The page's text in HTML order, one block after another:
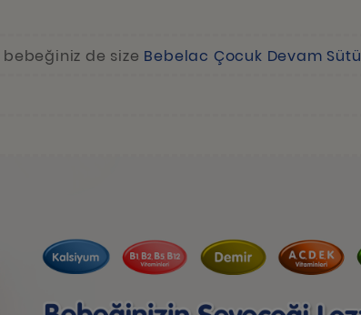
bebeğiniz de size Bebelac Çocuk Devam Sütü